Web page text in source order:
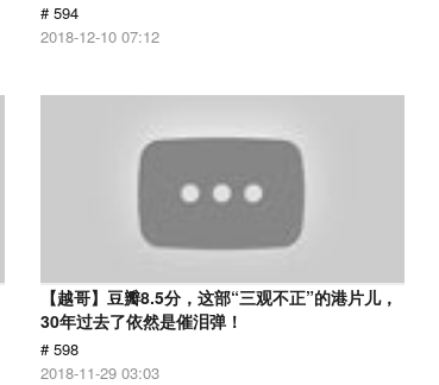
# 594
2018-12-10 07:12
【越哥】豆瓣8.5分，这部“三观不正”的港片儿，
30年过去了依然是催泪弹！
# 598
2018-11-29 03:03